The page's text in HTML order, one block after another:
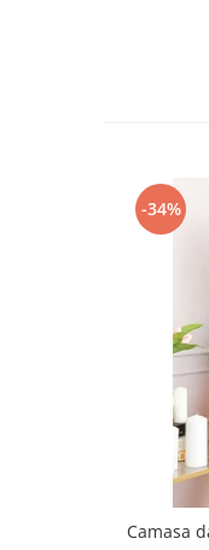
-34%
Camasa